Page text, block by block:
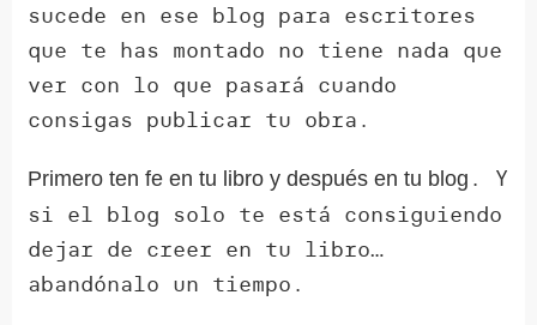
sucede en ese blog para escritores
que te has montado no tiene nada que
ver con lo que pasará cuando
consigas publicar tu obra.
Primero ten fe en tu libro y después en tu blog . Y
si el blog solo te está consiguiendo
dejar de creer en tu libro…
abandónalo un tiempo.